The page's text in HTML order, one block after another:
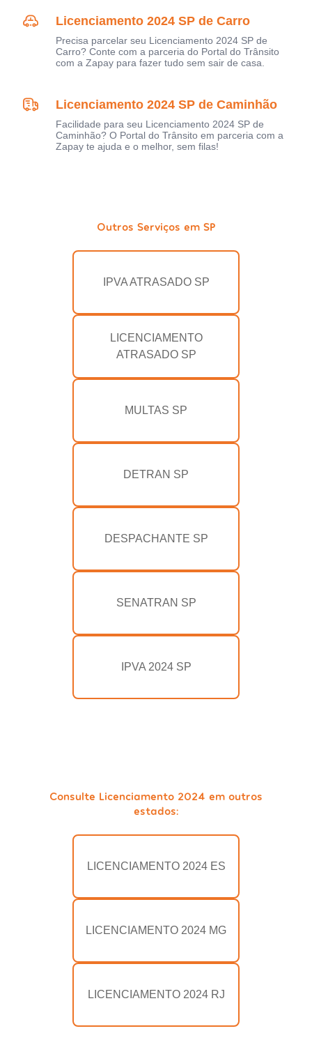
Licenciamento 2024 SP de Carro
Precisa parcelar seu Licenciamento 2024 SP de
Carro? Conte com a parceria do Portal do Trânsito
com a Zapay para fazer tudo sem sair de casa.
Licenciamento 2024 SP de Caminhão
Facilidade para seu Licenciamento 2024 SP de
Caminhão? O Portal do Trânsito em parceria com a
Zapay te ajuda e o melhor, sem filas!
Outros Serviços em SP
IPVA ATRASADO SP
LICENCIAMENTO
ATRASADO SP
MULTAS SP
DETRAN SP
DESPACHANTE SP
SENATRAN SP
IPVA 2024 SP
Consulte Licenciamento 2024 em outros
estados:
LICENCIAMENTO 2024 ES
LICENCIAMENTO 2024 MG
LICENCIAMENTO 2024 RJ